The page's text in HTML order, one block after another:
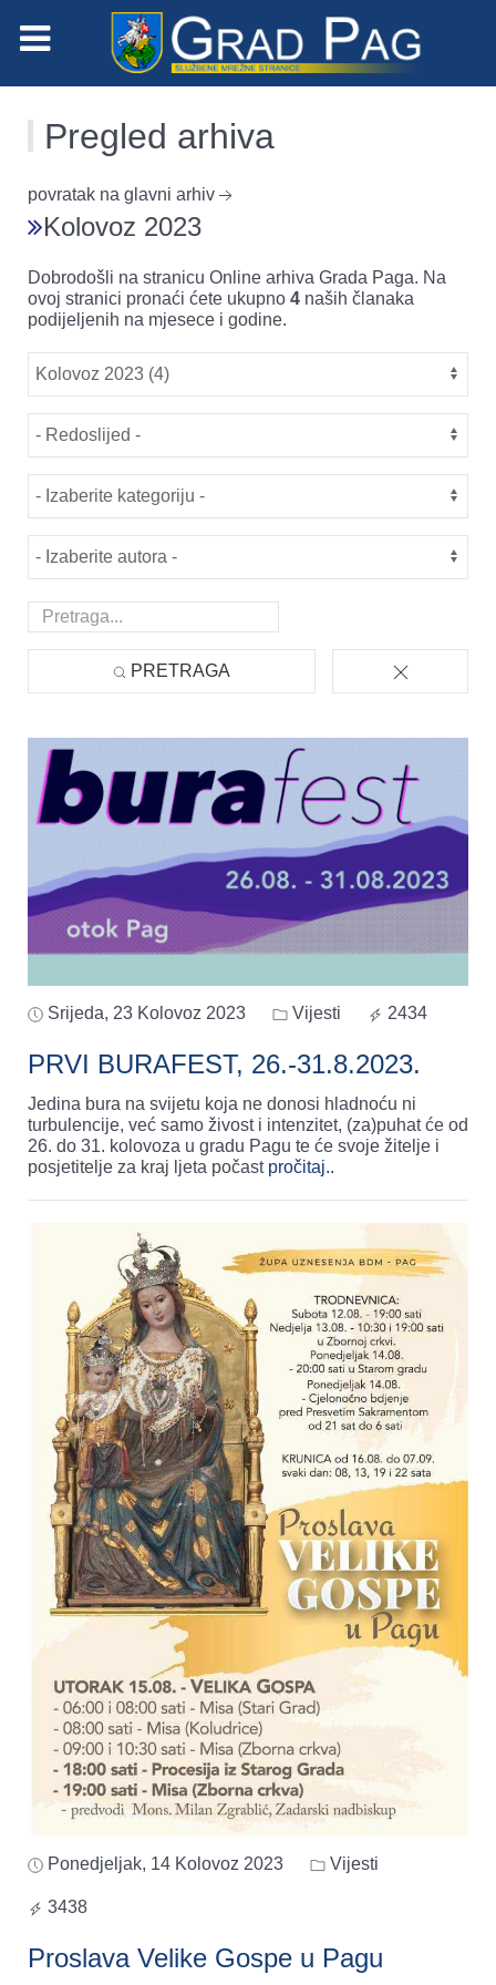
Pregled arhiva
povratak na glavni arhiv
Kolovoz 2023
Dobrodošli na stranicu Online arhiva Grada Paga. Na
ovoj stranici pronaći ćete ukupno 4 naših članaka
podijeljenih na mjesece i godine.
PRETRAGA
Srijeda, 23 Kolovoz 2023 Vijesti 2434
PRVI BURAFEST, 26.-31.8.2023.
Jedina bura na svijetu koja ne donosi hladnoću ni
turbulencije, već samo živost i intenzitet, (za)puhat će od
26. do 31. kolovoza u gradu Pagu te će svoje žitelje i
posjetitelje za kraj ljeta počast pročitaj..
Ponedjeljak, 14 Kolovoz 2023 Vijesti
3438
Proslava Velike Gospe u Pagu